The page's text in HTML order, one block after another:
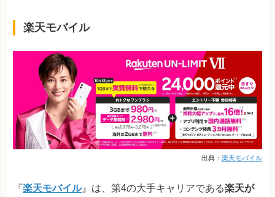
楽天モバイル
出典： 楽天モバイル
『楽天モバイル』は、第4の大手キャリアである楽天が